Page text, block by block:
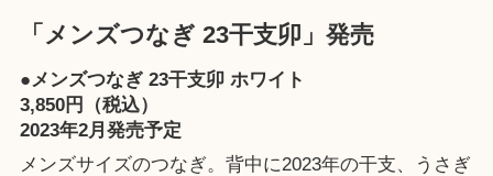
「メンズつなぎ 23干支卯」発売
●メンズつなぎ 23干支卯 ホワイト
3,850円（税込）
2023年2月発売予定
メンズサイズのつなぎ。背中に2023年の干支、うさぎ